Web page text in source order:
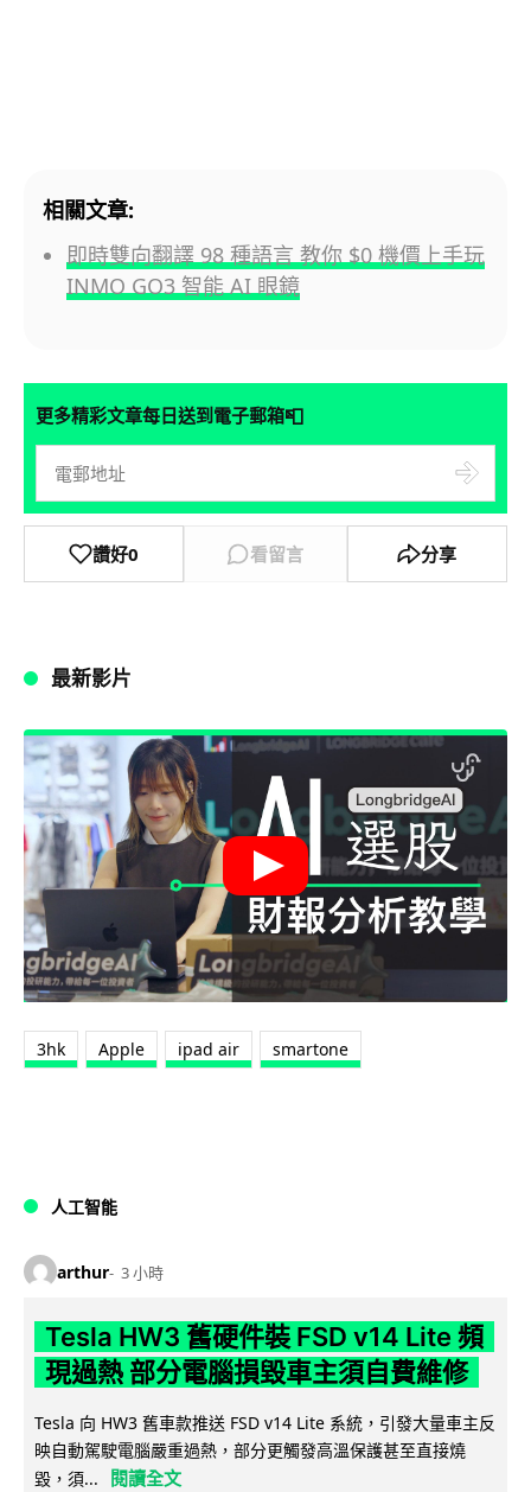
相關文章:
即時雙向翻譯 98 種語言 教你 $0 機價上手玩
INMO GO3 智能 AI 眼鏡
更多精彩文章每日送到電子郵箱📮
讚好0 看留言 分享
最新影片
3hk Apple ipad air smartone
人工智能
arthur 3 小時
Tesla HW3 舊硬件裝 FSD v14 Lite 頻
現過熱 部分電腦損毀車主須自費維修
Tesla 向 HW3 舊車款推送 FSD v14 Lite 系統，引發大量車主反
映自動駕駛電腦嚴重過熱，部分更觸發高溫保護甚至直接燒
毀，須...
閱讀全文